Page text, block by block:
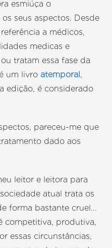
esmiúça o
seus aspectos. Desde
a médicos,
medicas e
tratam essa fase da
um livro atemporal,
edição, é considerado
pareceu-me que
dado aos
leitor e leitora para
atual trata os
forma bastante cruel...
competitiva, produtiva,
essas circunstâncias,